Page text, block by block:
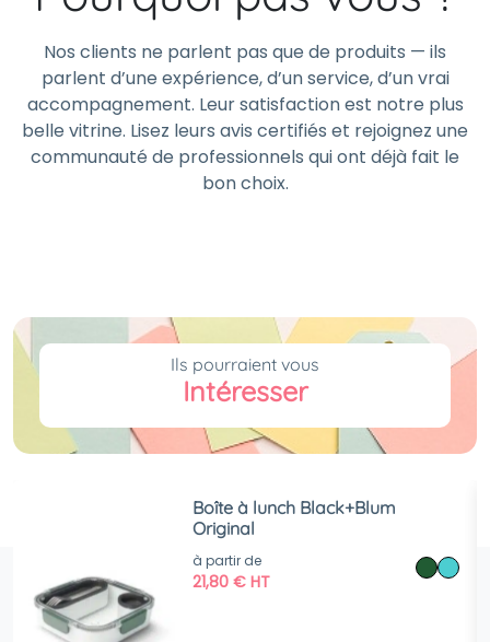
Nos clients ne parlent pas que de produits — ils
parlent d’une expérience, d’un service, d’un vrai
accompagnement. Leur satisfaction est notre plus
belle vitrine. Lisez leurs avis certifiés et rejoignez une
communauté de professionnels qui ont déjà fait le
bon choix.
Ils pourraient vous
Intéresser
Boîte à lunch Black+Blum
Original
à partir de
21,80€ HT